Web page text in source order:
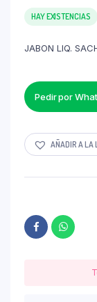
HAY EXISTENCIAS
JABON LIQ.
Pedir por
AÑADIR A LA